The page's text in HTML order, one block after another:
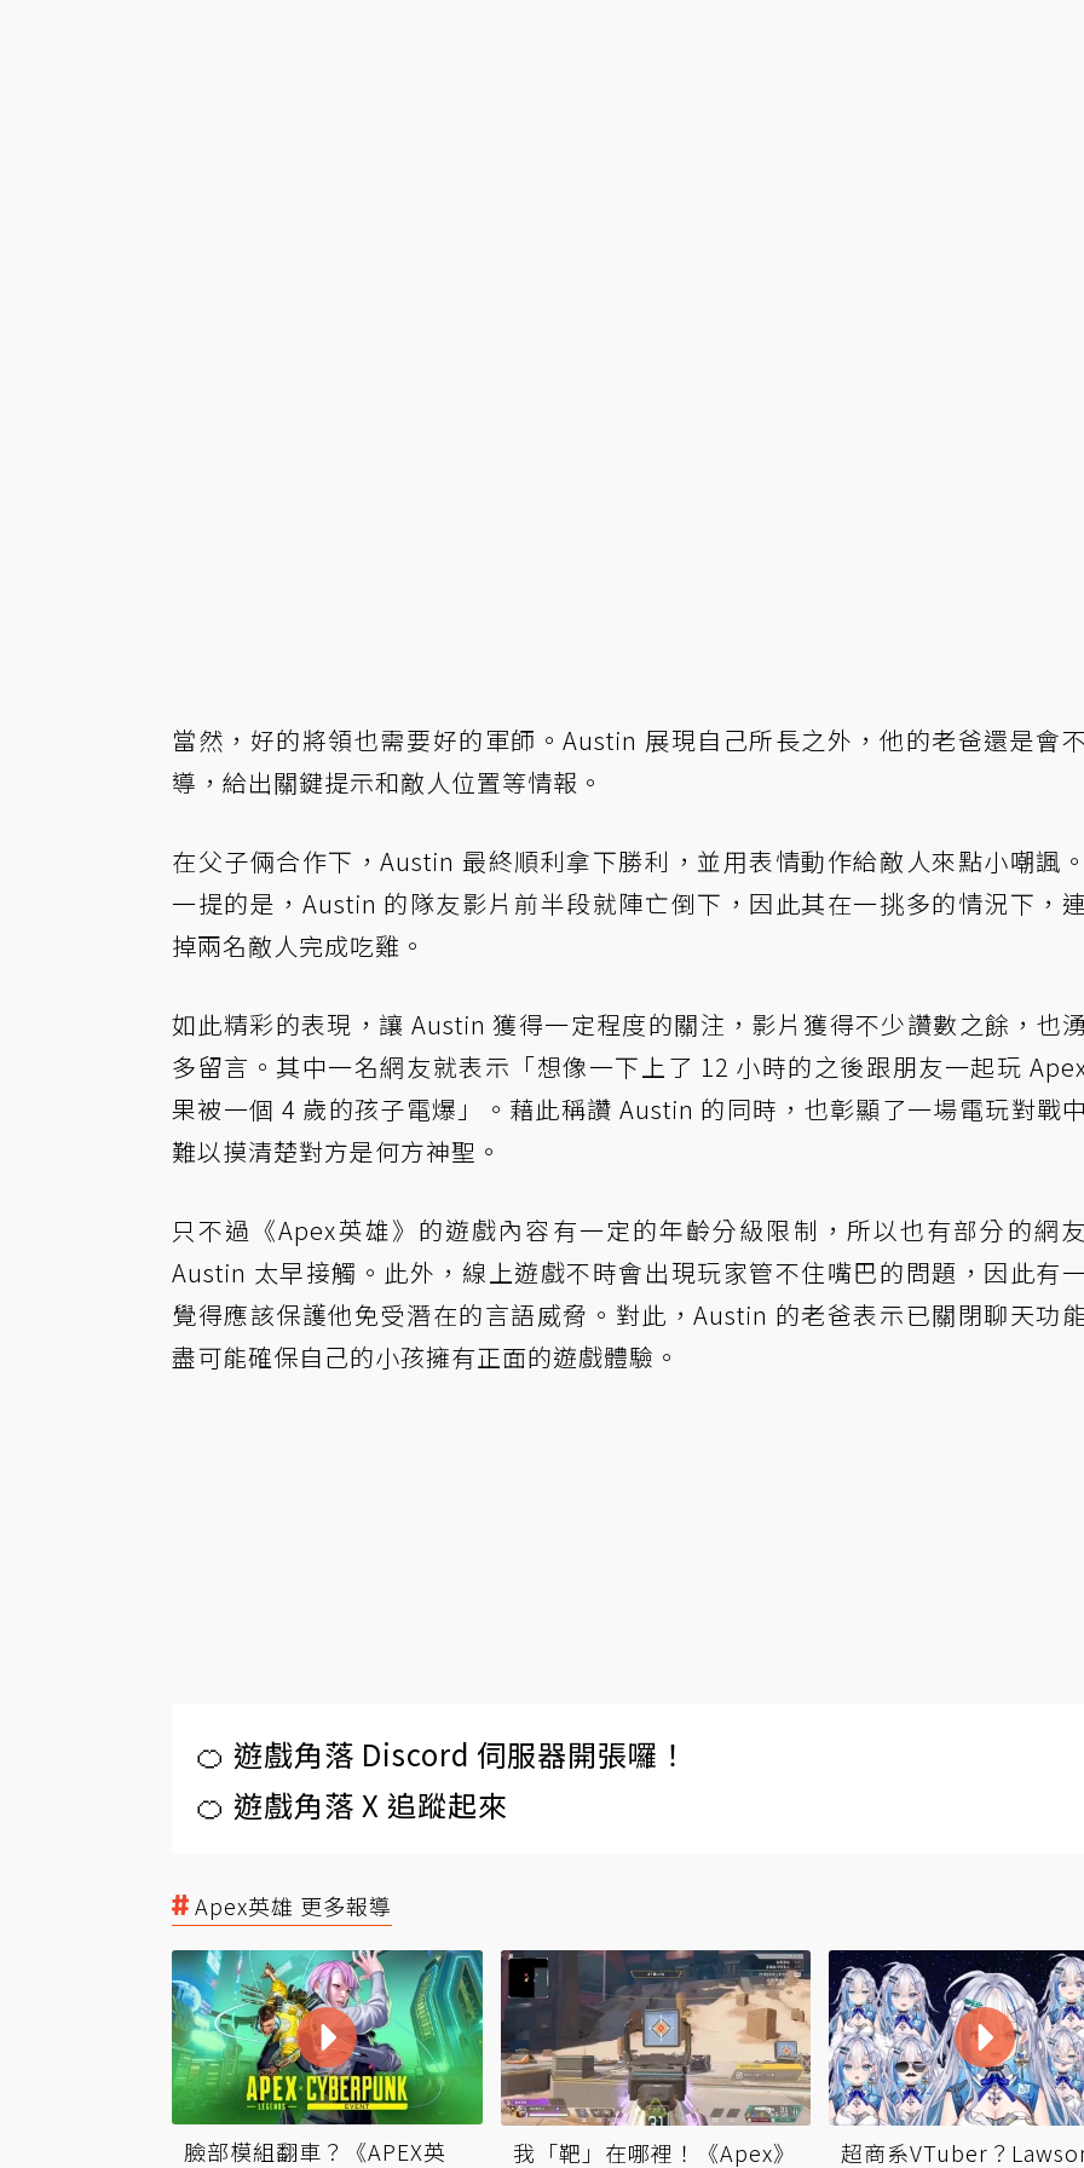
當然，好的將領也需要好的軍師。Austin 展現自己所長之外，他的老爸還是會
導，給出關鍵提示和敵人位置等情報。
在父子倆合作下，Austin 最終順利拿下勝利，並用表情動作給敵人來點小嘲諷
一提的是，Austin 的隊友影片前半段就陣亡倒下，因此其在一挑多的情況下，
掉兩名敵人完成吃雞。
如此精彩的表現，讓 Austin 獲得一定程度的關注，影片獲得不少讚數之餘，也
多留言。其中一名網友就表示「想像一下上了 12 小時的之後跟朋友一起玩
果被一個 4 歲的孩子電爆」。藉此稱讚 Austin 的同時，也彰顯了一場電玩對戰
難以摸清楚對方是何方神聖。
只不過《Apex英雄》的遊戲內容有一定的年齡分級限制，所以也有部分的網
Austin 太早接觸。此外，線上遊戲不時會出現玩家管不住嘴巴的問題，因此有
覺得應該保護他免受潛在的言語威脅。對此，Austin 的老爸表示已關閉聊天功
盡可能確保自己的小孩擁有正面的遊戲體驗。
🍊 遊戲角落 Discord 伺服器開張囉！
🍊 遊戲角落 X 追蹤起來
Apex英雄 更多報導
臉部模組翻車？《APEX英
我「靶」在哪裡！《Apex》
超商系VTuber？